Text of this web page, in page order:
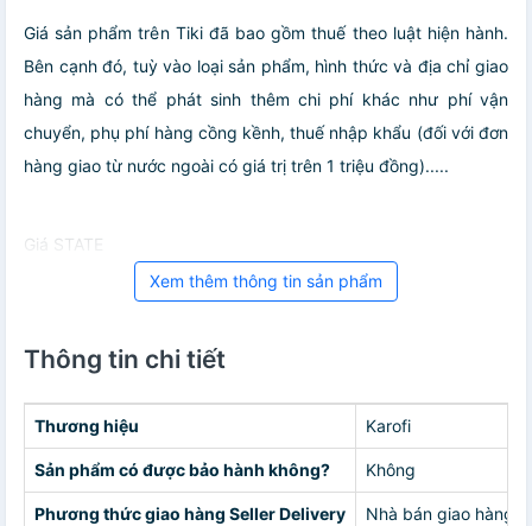
Giá sản phẩm trên Tiki đã bao gồm thuế theo luật hiện hành.
Bên cạnh đó, tuỳ vào loại sản phẩm, hình thức và địa chỉ giao
hàng mà có thể phát sinh thêm chi phí khác như phí vận
chuyển, phụ phí hàng cồng kềnh, thuế nhập khẩu (đối với đơn
hàng giao từ nước ngoài có giá trị trên 1 triệu đồng).....
Giá STATE
Xem thêm thông tin sản phẩm
Thông tin chi tiết
Thương hiệu Karofi
Sản phẩm có được bảo hành không? Không
Phương thức giao hàng Seller Delivery Nhà bán giao hàng